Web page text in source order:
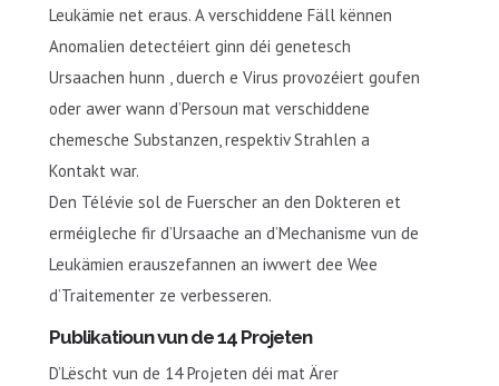
Leukämie net eraus. A verschiddene Fäll kënnen
Anomalien detectéiert ginn déi genetesch
Ursaachen hunn , duerch e Virus provozéiert goufen
oder awer wann d’Persoun mat verschiddene
chemesche Substanzen, respektiv Strahlen a
Kontakt war.
Den Télévie sol de Fuerscher an den Dokteren et
erméigleche fir d’Ursaache an d’Mechanisme vun de
Leukämien erauszefannen an iwwert dee Wee
d’Traitementer ze verbesseren.
Publikatioun vun de 14 Projeten
D’Lëscht vun de 14 Projeten déi mat Ärer